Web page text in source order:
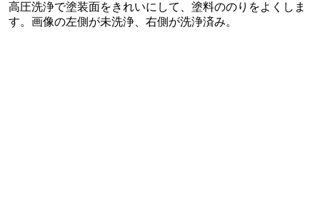
高圧洗浄で塗装面をきれいにして、塗料ののりをよくしま
す。画像の左側が未洗浄、右側が洗浄済み。